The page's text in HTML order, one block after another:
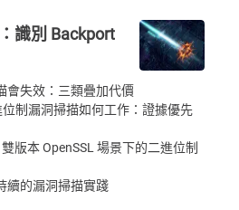
識別 Backport
會失效：三類疊加代價
制漏洞掃描如何工作：證據優先
版本 OpenSSL 場景下的二進位制
續的漏洞掃描實踐